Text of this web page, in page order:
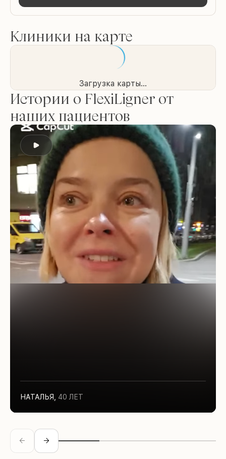
Клиники на карте
Загрузка карты...
Истории о FlexiLigner от
наших пациентов
НАТАЛЬЯ, 40 ЛЕТ